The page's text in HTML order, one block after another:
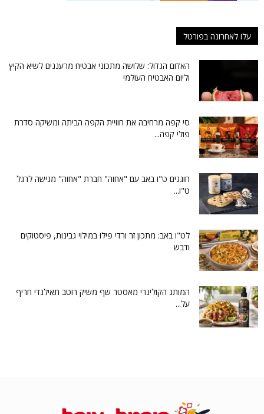
עלו לאחרונה בפורטל
האדום הגדול: שלושה מתכוני אבטיח מרעננים לשיא הקיץ
וליום האבטיח העולמי
סי קפה מרחיבה את חוויית הקפה הביתה ומשיקה סדרת
פולי קפה...
חוגגים ט"ו באב עם "אחוה" חברת "אחוה" מגישה לרגל
ט"ו...
לט"ו באב: מתכון זר ורדי פילו במילוי גבינות, פיסטוקים
ודבש
המותג הקולינרי מאסטר שף משיק רוטב תאילנדי חריף
על...